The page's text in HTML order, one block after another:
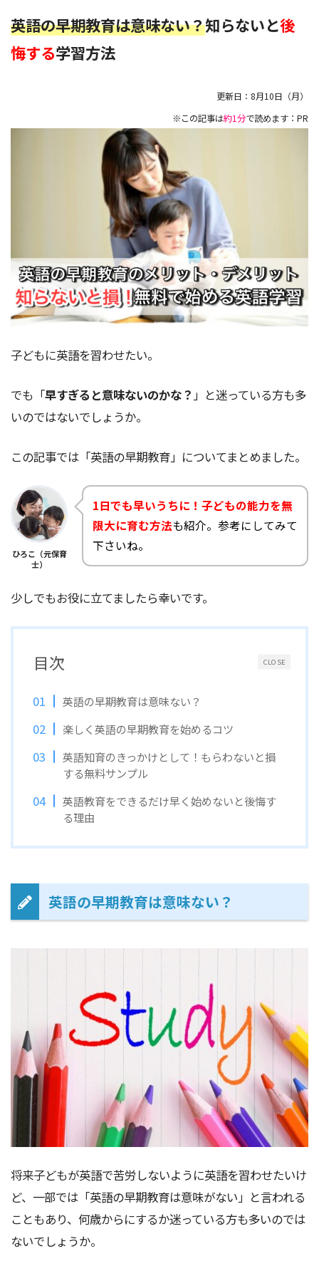
英語の早期教育は意味ない？知らないと後
悔する学習方法
更新日： 8月10日（月）
※この記事は約1分で読めます：PR
子どもに英語を習わせたい。
でも「早すぎると意味ないのかな？」と迷っている方も多
いのではないでしょうか。
この記事では「英語の早期教育」についてまとめました。
ひろこ（元保育
士）
1日でも早いうちに！子どもの能力を無
限大に育む方法も紹介。参考にしてみて
下さいね。
少しでもお役に立てましたら幸いです。
CLOSE
目次
英語の早期教育は意味ない？
楽しく英語の早期教育を始めるコツ
英語知育のきっかけとして！もらわないと損
する無料サンプル
英語教育をできるだけ早く始めないと後悔す
る理由
英語の早期教育は意味ない？
将来子どもが英語で苦労しないように英語を習わせたいけ
ど、一部では「英語の早期教育は意味がない」と言われる
こともあり、何歳からにするか迷っている方も多いのでは
ないでしょうか。